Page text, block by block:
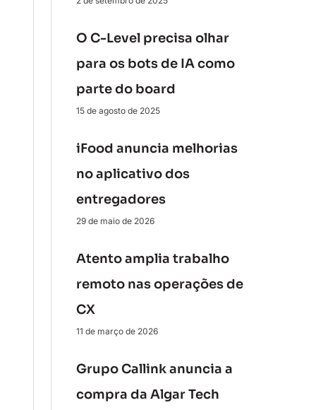
O C-Level precisa olhar
para os bots de IA como
parte do board
15 de agosto de 2025
iFood anuncia melhorias
no aplicativo dos
entregadores
29 de maio de 2026
Atento amplia trabalho
remoto nas operações de
CX
11 de março de 2026
Grupo Callink anuncia a
compra da Algar Tech